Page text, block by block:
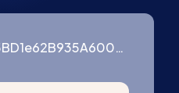
0x0e79065B5F11b5BD1e62B935A600976ffF3754B9